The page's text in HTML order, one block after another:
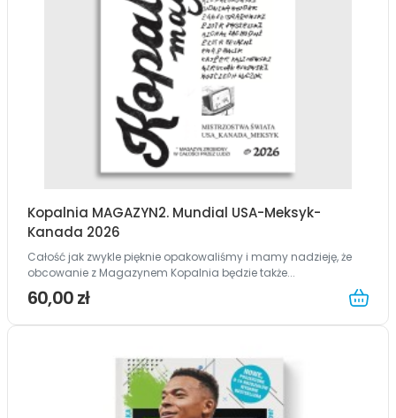
Kopalnia MAGAZYN2. Mundial USA-Meksyk-
Kanada 2026
Całość jak zwykle pięknie opakowaliśmy i mamy nadzieję, że
obcowanie z Magazynem Kopalnia będzie także...
60,00 zł